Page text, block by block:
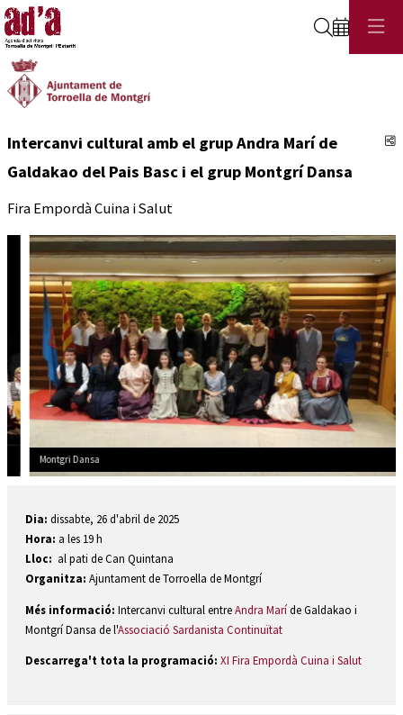
Cerca
Intercanvi cultural amb el grup Andra Marí de
Galdakao del Pais Basc i el grup Montgrí Dansa
Fira Empordà Cuina i Salut
Montgri Dansa
Dia: dissabte, 26 d'abril de 2025
Hora: a les 19 h
Lloc: al pati de Can Quintana
Organitza: Ajuntament de Torroella de Montgrí
Més informació: Intercanvi cultural entreAndra Maríde Galdakao i
Montgrí Dansa de l'Associació Sardanista Continuïtat
Descarrega't tota la programació: XI Fira Empordà Cuina i Salut